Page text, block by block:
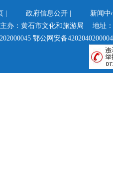
政府信息公开|
新闻中
主办：黄石市文化和旅游局 地址
鄂公网安备